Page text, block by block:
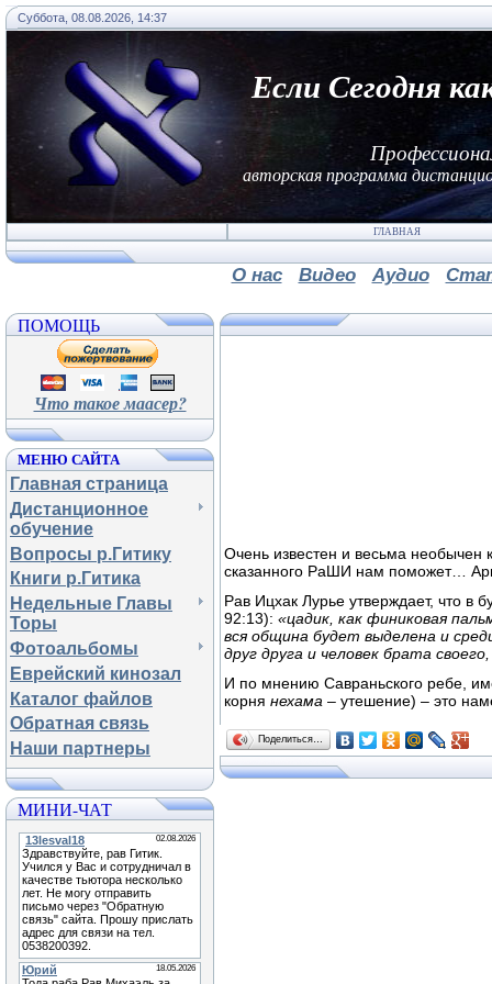
Суббота, 08.08.2026, 14:37
Если Сегодня
авторская программа
ГЛАВНАЯ
О нас Видео Аудио
ПОМОЩЬ
Что такое маасер?
МЕНЮ САЙТА
Главная страница
Дистанционное
обучение
Вопросы р.Гитику
Книги р.Гитика
Недельные Главы
Торы
Фотоальбомы
Еврейский кинозал
Каталог файлов
Обратная связь
Наши партнеры
МИНИ-ЧАТ
Очень известен и весьма необычен
сказанного РаШИ нам поможет…
Рав Ицхак Лурье утверждает, что в
92:13): «цадик, как финиковая
вся община будет выделена и
друг друга и человек брата
И по мнению Савраньского ребе,
корня нехама – утешение) – это
Поделиться…